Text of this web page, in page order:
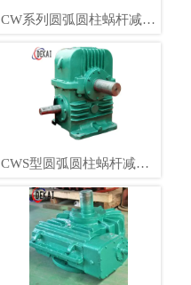
CW系列圆弧圆柱蜗杆减速
CWS型圆弧圆柱蜗杆减速